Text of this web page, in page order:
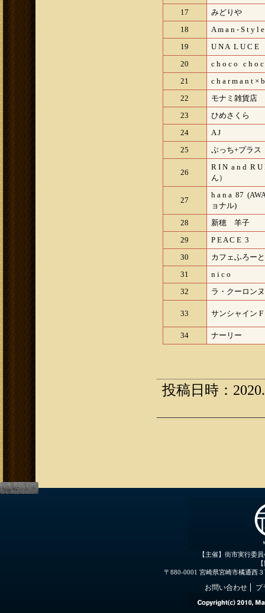
17
みどりや
18
A m a n - S t y l e
19
U N A L U C E
20
c h o c o c h o c
21
c h a r m a n t ×
22
モナミ雑貨店
23
ひめさくら
24
A J
25
ぶっち+プラス
26
R I N a n d R
ん）
27
h a n a 87
ョナル)
28
新穂 羊子
29
P E A C E 3
30
カフェふろーと
31
n i c o
32
ラ・クーロンヌ
33 サンシャイン F
34 ナーリー
投稿日時：
【主催】街市実行委
〒880-0001 宮崎県宮崎市橘通西
お問い合わせ プ